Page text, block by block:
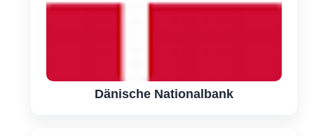
Dänische Nationalbank